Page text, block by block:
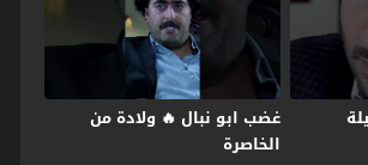
غضب ابو نبال 🔥 ولادة من
الخاصرة